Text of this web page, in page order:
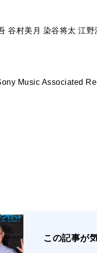
谷村美月 染谷将太 江野
Music Associated
この記事が